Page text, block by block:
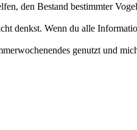
den Bestand bestimmter
denkst. Wenn du alle
genutzt und